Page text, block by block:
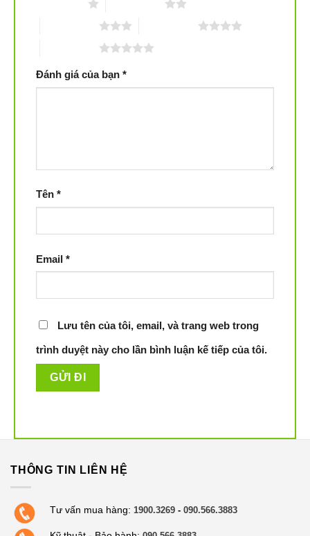
Đánh giá của bạn *
Tên *
Email *
Lưu tên của tôi, email, và trang web trong
trình duyệt này cho lần bình luận kế tiếp của tôi.
THÔNG TIN LIÊN HỆ
Tư vấn mua hàng: 1900.3269 -090.566.3883